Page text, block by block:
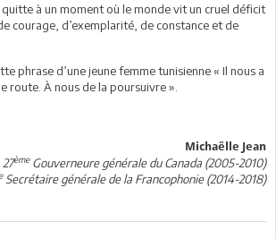
quitte à un moment où le monde vit un cruel déficit
courage, d’exemplarité, de constance et de
phrase d’une jeune femme tunisienne « Il nous a
route. À nous de la poursuivre ».
Michaëlle Jean
27èmeGouverneure générale du Canada (2005-2010)
Secrétaire générale de la Francophonie (2014-2018)